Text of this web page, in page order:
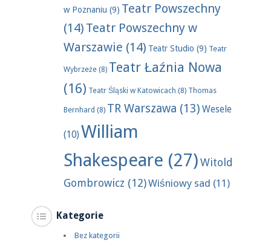
w Poznaniu (9) Teatr Powszechny
(14) Teatr Powszechny w
Warszawie (14) Teatr Studio (9) Teatr
Wybrzeże(8) Teatr Łaźnia Nowa
(16) Teatr Śląski w Katowicach (8) Thomas
Bernhard (8) TR Warszawa (13) Wesele
(10) William
Shakespeare (27)Witold
Gombrowicz (12)Wiśniowy sad (11)
Kategorie
Bez kategorii